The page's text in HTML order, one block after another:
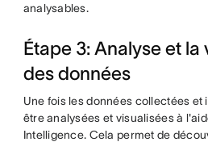
analysables.
Étape 3: Analyse et la
des données
Une fois les données collectées et
être analysées et visualisées à
Intelligence. Cela permet de